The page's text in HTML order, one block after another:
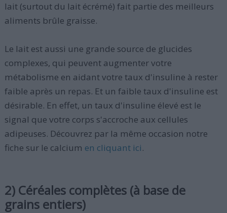
lait (surtout du lait écrémé) fait partie des meilleurs
aliments brûle graisse.
Le lait est aussi une grande source de glucides
complexes, qui peuvent augmenter votre
métabolisme en aidant votre taux d'insuline à rester
faible après un repas. Et un faible taux d'insuline est
désirable. En effet, un taux d'insuline élevé est le
signal que votre corps s'accroche aux cellules
adipeuses. Découvrez par la même occasion notre
fiche sur le calcium en cliquant ici.
2) Céréales complètes (à base de
grains entiers)